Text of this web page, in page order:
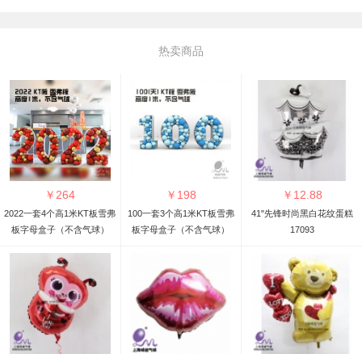
热卖商品
￥ 264
2022一套4个高1米KT板雪弗
板字母盒子（不含气球）
￥ 198
100一套3个高1米KT板雪弗
板字母盒子（不含气球）
￥ 12.88
41"先锋时尚黑白花纹蛋糕
17093